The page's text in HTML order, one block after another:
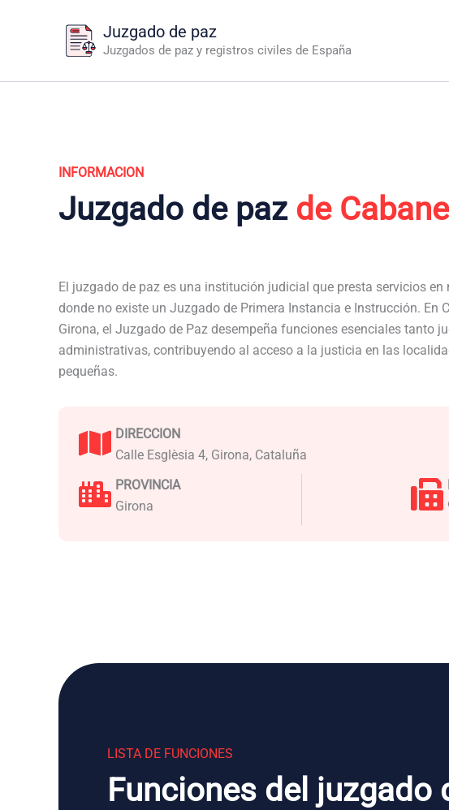
Juzgado de paz
Juzgados de paz y registros civiles de España
INFORMACION
Juzgado de paz de
El juzgado de paz es una institución judicial que presta servicios
donde no existe un Juzgado de Primera Instancia e Instrucción. En
Girona, el Juzgado de Paz desempeña funciones esenciales tanto
administrativas, contribuyendo al acceso a la justicia en las
pequeñas.
DIRECCION
Calle Esglèsia 4, Girona, Cataluña
PROVINCIA
Girona
LISTA DE FUNCIONES
Funciones del juzgado